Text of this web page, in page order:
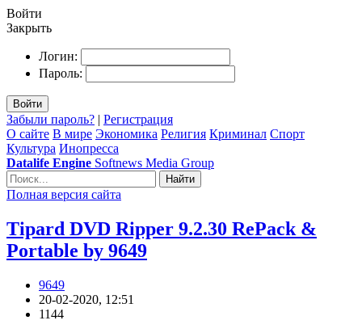
Войти
Закрыть
Логин:
Пароль:
Войти
Забыли пароль? | Регистрация
О сайте В мире Экономика Религия Криминал Спорт
Культура Инопресса
Datalife Engine Softnews Media Group
Найти
Полная версия сайта
Tipard DVD Ripper 9.2.30 RePack &
Portable by 9649
9649
20-02-2020, 12:51
1144